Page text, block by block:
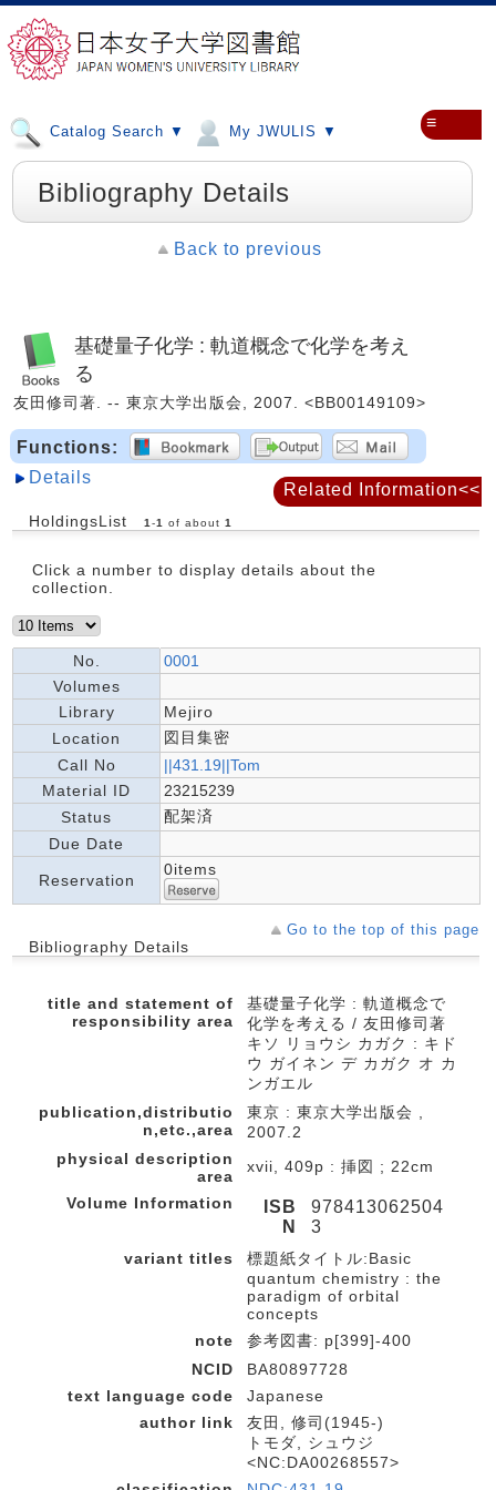
Catalog Search ▼ My JWULIS ▼ ≡
Bibliography Details
Back to previous
基礎量子化学 : 軌道概念で化学を考え
る
友田修司著. -- 東京大学出版会, 2007. <BB00149109>
Functions:
Details
HoldingsList 1 -1 of about 1
Click a number to display details about the
collection.
No.
0001
Volumes
Library
Mejiro
Location
図目集密
Call No
||431.19||Tom
Material ID
23215239
Status
配架済
Due Date
Reservation
0items
Go to the top of this page
Bibliography Details
title and statement of
responsibility area
基礎量子化学 : 軌道概念で
化学を考える / 友田修司著
キソ リョウシ カガク : キド
ウ ガイネン デ カガク オ カ
ンガエル
publication,distributio
n,etc.,area
東京 : 東京大学出版会 ,
2007.2
physical description
area
xvii, 409p : 挿図 ; 22cm
Volume Information
ISB
N
978413062504
3
variant titles
標題紙タイトル:Basic
quantum chemistry : the
paradigm of orbital
concepts
note
参考図書: p[399]-400
NCID
BA80897728
text language code
Japanese
author link
友田, 修司(1945-)
トモダ, シュウジ
<NC:DA00268557>
Related Information<<